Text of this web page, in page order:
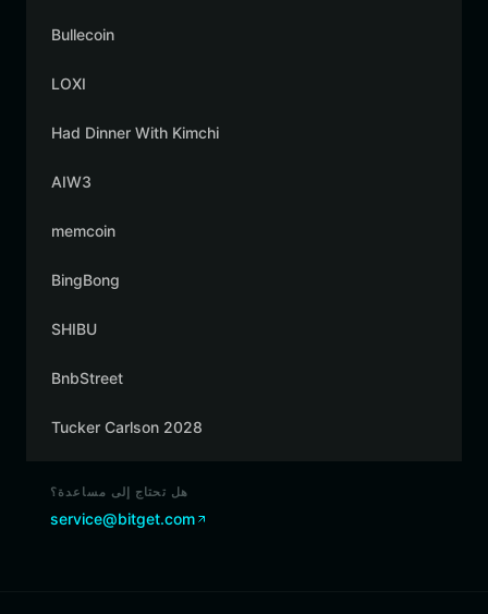
Bullecoin
LOXI
Had Dinner With Kimchi
AIW3
memcoin
BingBong
SHIBU
BnbStreet
Tucker Carlson 2028
هل تحتاج إلى مساعدة؟
service@bitget.com